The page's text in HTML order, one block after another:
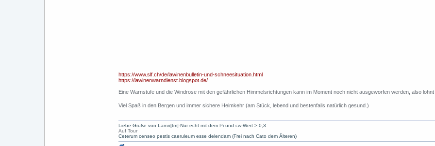
https://www.slf.ch/de/lawinenbulletin-und-schneesituation.html
https://lawinenwarndienst.blogspot.de/
Eine Warnstufe und die Windrose mit den gefährlichen Himmelsrichtungen kann im Moment noch nicht ausgeworfen werden, also
Viel Spaß in den Bergen und immer sichere Heimkehr (am Stück, lebend und bestenfalls natürlich gesund.)
Liebe Grüße von Lamл[tm]-Nur echt mit dem Pi und cw-Wert > 0,3
Auf Tour
Ceterum censeo pestis caeruleum esse delendam (Frei nach Cato dem Älteren)